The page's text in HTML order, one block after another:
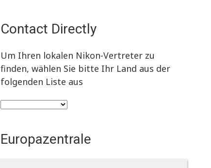
Contact Directly
Um Ihren lokalen Nikon-Vertreter zu
finden, wählen Sie bitte Ihr Land aus der
folgenden Liste aus
Europazentrale